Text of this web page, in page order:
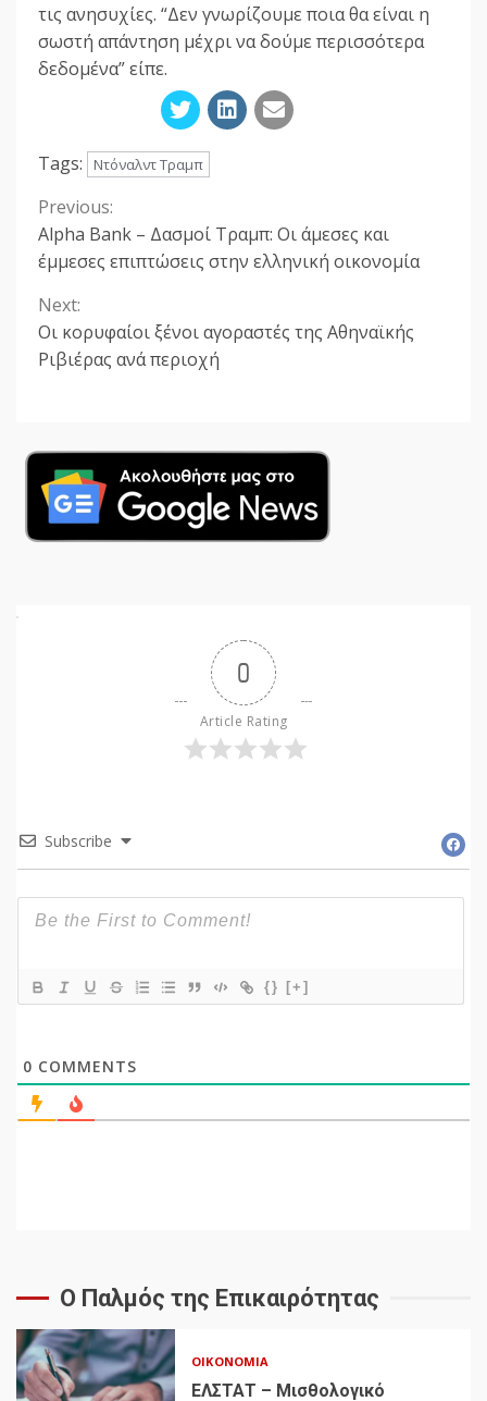
τις ανησυχίες. “Δεν γνωρίζουμε ποια θα είναι η
σωστή απάντηση μέχρι να δούμε περισσότερα
δεδομένα” είπε.
Tags: Ντόναλντ Τραμπ
Continue
Reading
Previous:
Alpha Bank – Δασμοί Τραμπ: Οι άμεσες και
έμμεσες επιπτώσεις στην ελληνική οικονομία
Next:
Οι κορυφαίοι ξένοι αγοραστές της Αθηναϊκής
Ριβιέρας ανά περιοχή
0
Article Rating
Subscribe
{} [+]
0 COMMENTS
Ο Παλμός της Επικαιρότητας
ΟΙΚΟΝΟΜΊΑ
ΕΛΣΤΑΤ – Μισθολογικό